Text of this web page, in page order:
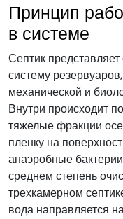
Принцип
в системе
Септик
систему
механической и
Внутри происходит
тяжелые фракции
пленку на
анаэробные
среднем степень
трехкамерном
вода направляется